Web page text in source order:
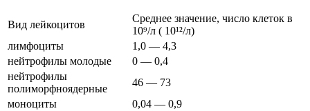
Вид лейкоцитов
Среднее значение, число клеток в
10⁹/л ( 10¹²/л)
лимфоциты
1,0 — 4,3
нейтрофилы молодые
0 — 0,4
нейтрофилы
полиморфноядерные
46 — 73
моноциты
0,04 — 0,9